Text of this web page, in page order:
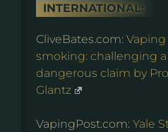
INTERNATIONAL:
CliveBates.com:
smoking: challenging a
dangerous claim by
Glantz
VapingPost.com: Yale